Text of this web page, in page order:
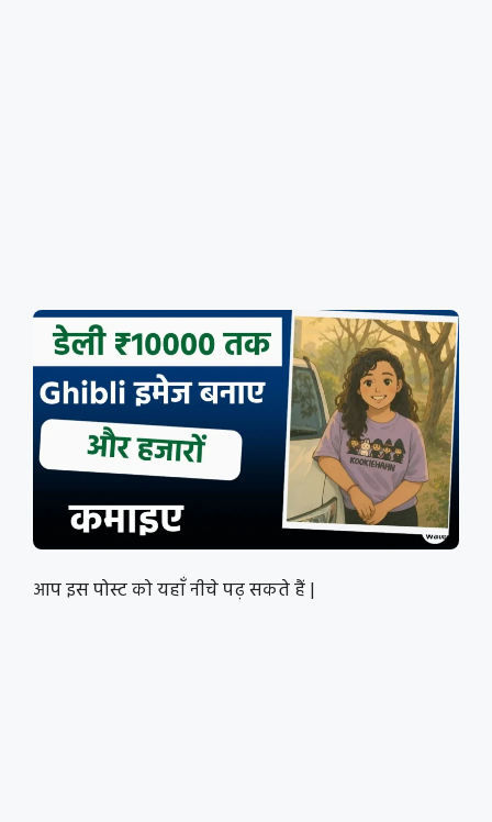
आप इस पोस्ट को यहाँ नीचे पढ़ सकते हैं |